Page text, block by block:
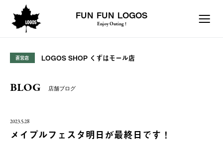
FUN FUN LOGOS
Enjoy Outing !
直営店 LOGOS SHOP くずはモール店
BLOG 店舗ブログ
2023.5.28
メイプルフェスタ明日が最終日です！